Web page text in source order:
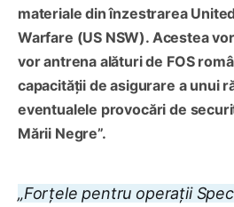
materiale din înzestrarea
Warfare (US NSW). Acestea
vor antrena alături de FOS
capacității de asigurare a unui
eventualele provocări de
Mării Negre”.
„Forțele pentru operații